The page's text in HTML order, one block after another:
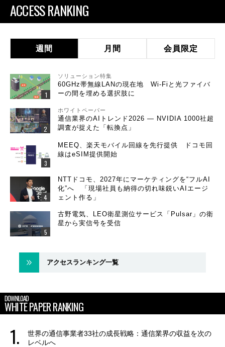
ACCESS RANKING
週間 月間 会員限定
ソリューション特集
60GHz帯無線LANの現在地 Wi-Fiと光ファイバ
ーの間を埋める選択肢に
ホワイトペーパー
通信業界のAIトレンド2026 ― NVIDIA 1000社超
調査が捉えた「転換点」
MEEQ、楽天モバイル回線を先行提供 ドコモ回
線はeSIM提供開始
NTTドコモ、2027年にマーケティングを“フルAI
化”へ 「現場社員も納得の切れ味鋭いAIエージ
ェント作る」
古野電気、LEO衛星測位サービス「Pulsar」の衛
星から実信号を受信
アクセスランキング一覧
DOWNLOAD
WHITE PAPER RANKING
世界の通信事業者33社の成長戦略：通信業界の収益を次の
レベルへ